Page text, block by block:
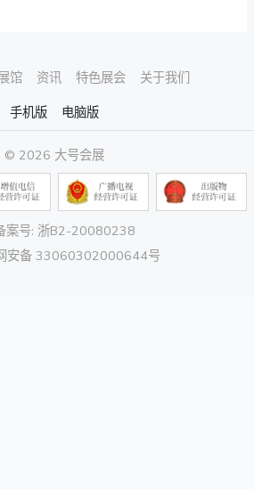
馆 资讯 特色展会
关于我们
手机版
电脑版
© 2026 大号会展
案号: 浙B2-20080238
安备 33060302000644号